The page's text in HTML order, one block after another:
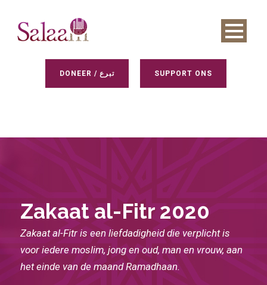
DONEER / تبرع SUPPORT ONS
Zakaat al-Fitr 2020
Zakaat al-Fitr is een liefdadigheid die verplicht is
voor iedere moslim, jong en oud, man en vrouw, aan
het einde van de maand Ramadhaan.